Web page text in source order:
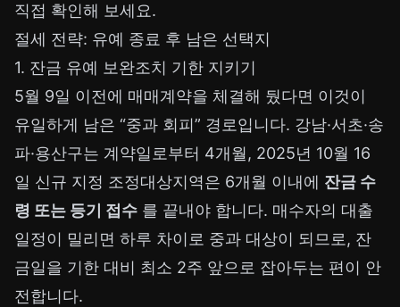
직접 확인해 보세요.
절세 전략: 유예 종료 후 남은 선택지
1. 잔금 유예 보완조치 기한 지키기
5월 9일 이전에 매매계약을 체결해 뒀다면 이것이
유일하게 남은 “중과 회피” 경로입니다. 강남·서초·송
파·용산구는 계약일로부터 4개월, 2025년 10월 16
일 신규 지정 조정대상지역은 6개월 이내에 잔금 수
령 또는 등기 접수 를 끝내야 합니다. 매수자의 대출
일정이 밀리면 하루 차이로 중과 대상이 되므로, 잔
금일을 기한 대비 최소 2주 앞으로 잡아두는 편이 안
전합니다.